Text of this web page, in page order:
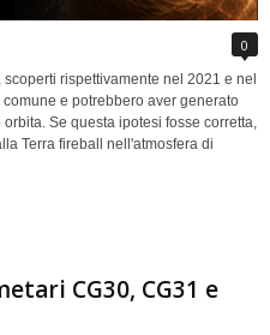
0
rispettivamente nel 2021 e nel
e potrebbero aver generato
Se questa ipotesi fosse corretta,
Terra fireball nell'atmosfera di
CG30, CG31 e